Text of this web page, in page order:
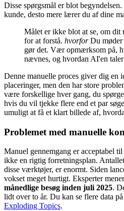
Disse spørgsmål er blot
kunde, desto mere lærer du af dine
Målet er ikke blot at se, om dit
for at forstå. hvorforDu møder
gør det. Vær opmærksom på,
nævnes, og hvordan AI'en
Denne manuelle proces giver dig en
placeringer, men den har store
være forskellige hver gang, du
hvis du vil tjekke flere end et par
umuligt at få et klart billede af,
Problemet med manuelle
Manuel gennemgang er acceptabel
ikke en rigtig forretningsplan.
disse værktøjer, er enormt. Siden
vokset meget hurtigt. Eksperter
månedlige besøg inden juli 2025.
lidt over to år. Du kan se flere data på
Exploding Topics.